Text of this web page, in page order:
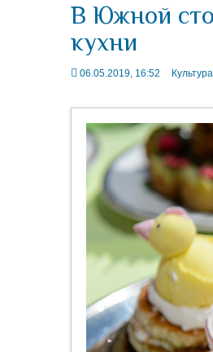
В Южной
кухни
06.05.2019, 16:52